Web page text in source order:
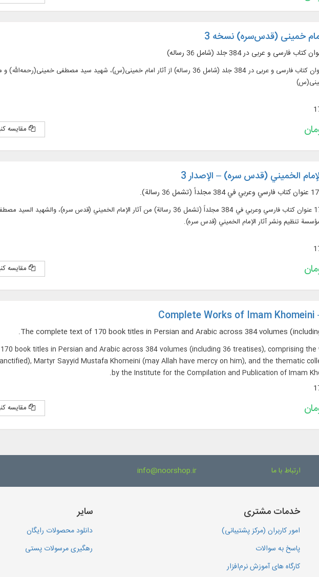
خمینی (‌قدس‌سره) نسخه 3
متن کامل 170 عنوان کتاب فارسی و عربی در 384 جلد (شامل 36 رساله) از آثار امام خمینی(س)، شهید سید
مقایسه
الخميني (قدس سره) – الإصدار 3
النص الكامل لـ 170 عنوان كتاب فارسي وعربي في 384 مجلداً (تشمل 36 رسالة) من آثار الإمام الخميني (قدس
تنظيم ونشر آثار الإمام الخميني (قدس سره).
مقایسه
Complete Works of Imam Khomeini
The complete text of 170 book titles in Persian and Arabic across 384 volumes
book titles in Persian and Arabic across 384 volumes (including 36 treatises), comprising
Martyr Sayyid Mustafa Khomeini (may Allah have mercy on him), and the thematic
by the Institute for the Compilation and Publication of Imam
مقایسه
ارتباط با ما info@noorshop.ir
خدمات مشتری
امور کاربران (مرکز پشتیبانی)
پاسخ به سوالات
کارگاه های آموزش نرم‌افزار
سایر
دانلود محصولات رایگان
رهگیری مرسولات پستی